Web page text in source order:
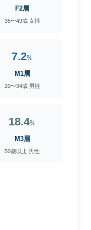
F2層
35〜49歳 女性
7.2%
M1層
20〜34歳 男性
18.4%
M3層
50歳以上 男性